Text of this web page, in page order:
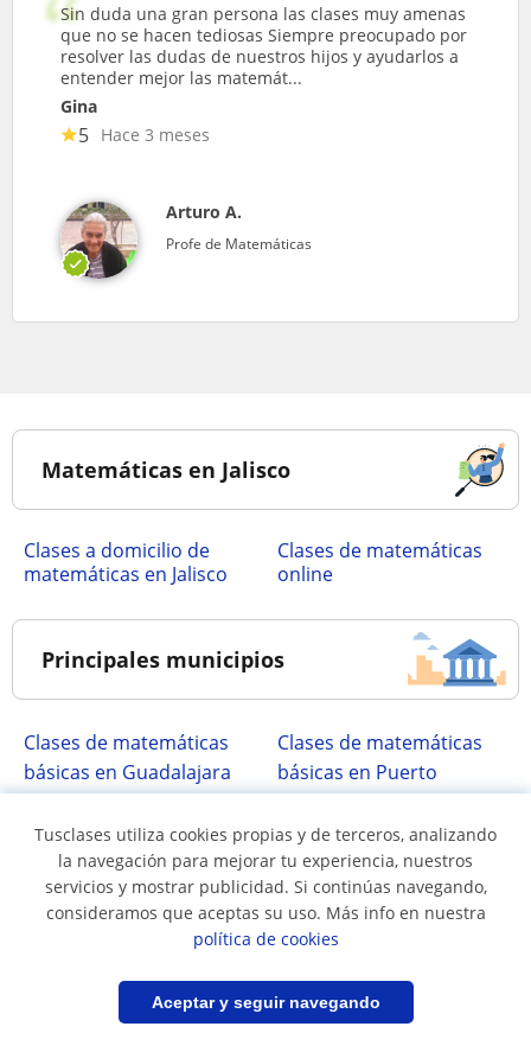
Guardar búsqueda
Sin duda una gran persona las clases muy amenas
que no se hacen tediosas Siempre preocupado por
resolver las dudas de nuestros hijos y ayudarlos a
entender mejor las matemát...
Gina
5 Hace 3 meses
Arturo A.
Profe de Matemáticas
Matemáticas en Jalisco
Clases a domicilio de
matemáticas en Jalisco
Clases de matemáticas
online
Principales municipios
Clases de matemáticas
básicas en Guadalajara
Clases de matemáticas
básicas en Puerto
Vallarta
Clases de matemáticas
básicas en San Pedro
Tlaquepaque
Clases de matemáticas
básicas en Tlajomulco
de Zúñiga
Clases de matemáticas
Clases de matemáticas
Tusclases utiliza cookies propias y de terceros, analizando
la navegación para mejorar tu experiencia, nuestros
servicios y mostrar publicidad. Si continúas navegando,
consideramos que aceptas su uso. Más info en nuestra
política de cookies
Aceptar y seguir navegando